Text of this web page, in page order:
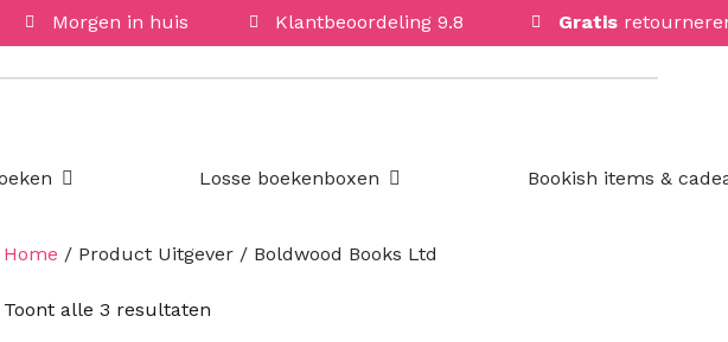
Morgen in huis Klantbeoordeling 9.8 Gratis
Open Boeken Losse boekenboxen Open Losse boekenboxen
Bookish items &
Home / Product Uitgever / Boldwood Books Ltd
Toont alle 3 resultatenGesorteerd